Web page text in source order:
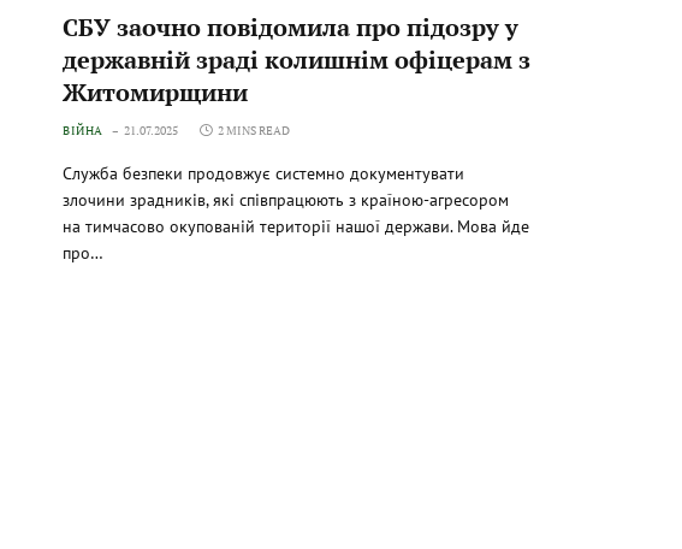
СБУ заочно повідомила про підозру у
державній зраді колишнім офіцерам з
Житомирщини
ВІЙНА 21.07.2025 2 MINS READ
Служба безпеки продовжує системно документувати
злочини зрадників, які співпрацюють з країною-агресором
на тимчасово окупованій території нашої держави. Мова йде
про…